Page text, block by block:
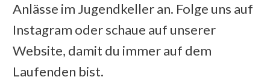
Anlässe im Jugendkeller an. Folge uns auf
Instagram oder schaue auf unserer
Website, damit du immer auf dem
Laufenden bist.